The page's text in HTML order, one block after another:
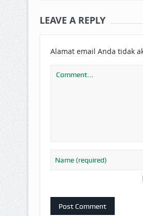
LEAVE A REPLY
Alamat email Anda tidak